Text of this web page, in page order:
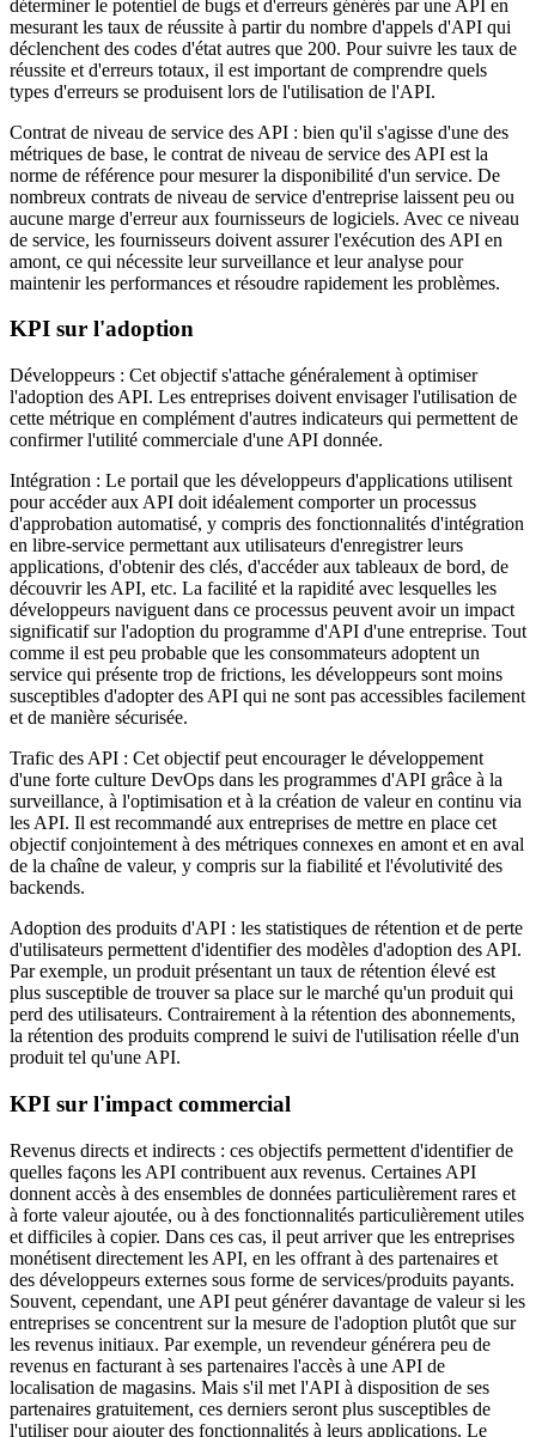
déterminer le potentiel de bugs et d'erreurs générés par une API en
mesurant les taux de réussite à partir du nombre d'appels d'API qui
déclenchent des codes d'état autres que 200. Pour suivre les taux de
réussite et d'erreurs totaux, il est important de comprendre quels
types d'erreurs se produisent lors de l'utilisation de l'API.
Contrat de niveau de service des API : bien qu'il s'agisse d'une des
métriques de base, le contrat de niveau de service des API est la
norme de référence pour mesurer la disponibilité d'un service. De
nombreux contrats de niveau de service d'entreprise laissent peu ou
aucune marge d'erreur aux fournisseurs de logiciels. Avec ce niveau
de service, les fournisseurs doivent assurer l'exécution des API en
amont, ce qui nécessite leur surveillance et leur analyse pour
maintenir les performances et résoudre rapidement les problèmes.
KPI sur l'adoption
Développeurs : Cet objectif s'attache généralement à optimiser
l'adoption des API. Les entreprises doivent envisager l'utilisation de
cette métrique en complément d'autres indicateurs qui permettent de
confirmer l'utilité commerciale d'une API donnée.
Intégration : Le portail que les développeurs d'applications utilisent
pour accéder aux API doit idéalement comporter un processus
d'approbation automatisé, y compris des fonctionnalités d'intégration
en libre-service permettant aux utilisateurs d'enregistrer leurs
applications, d'obtenir des clés, d'accéder aux tableaux de bord, de
découvrir les API, etc. La facilité et la rapidité avec lesquelles les
développeurs naviguent dans ce processus peuvent avoir un impact
significatif sur l'adoption du programme d'API d'une entreprise. Tout
comme il est peu probable que les consommateurs adoptent un
service qui présente trop de frictions, les développeurs sont moins
susceptibles d'adopter des API qui ne sont pas accessibles facilement
et de manière sécurisée.
Trafic des API : Cet objectif peut encourager le développement
d'une forte culture DevOps dans les programmes d'API grâce à la
surveillance, à l'optimisation et à la création de valeur en continu via
les API. Il est recommandé aux entreprises de mettre en place cet
objectif conjointement à des métriques connexes en amont et en aval
de la chaîne de valeur, y compris sur la fiabilité et l'évolutivité des
backends.
Adoption des produits d'API : les statistiques de rétention et de perte
d'utilisateurs permettent d'identifier des modèles d'adoption des API.
Par exemple, un produit présentant un taux de rétention élevé est
plus susceptible de trouver sa place sur le marché qu'un produit qui
perd des utilisateurs. Contrairement à la rétention des abonnements,
la rétention des produits comprend le suivi de l'utilisation réelle d'un
produit tel qu'une API.
KPI sur l'impact commercial
Revenus directs et indirects : ces objectifs permettent d'identifier de
quelles façons les API contribuent aux revenus. Certaines API
donnent accès à des ensembles de données particulièrement rares et
à forte valeur ajoutée, ou à des fonctionnalités particulièrement utiles
et difficiles à copier. Dans ces cas, il peut arriver que les entreprises
monétisent directement les API, en les offrant à des partenaires et
des développeurs externes sous forme de services/produits payants.
Souvent, cependant, une API peut générer davantage de valeur si les
entreprises se concentrent sur la mesure de l'adoption plutôt que sur
les revenus initiaux. Par exemple, un revendeur générera peu de
revenus en facturant à ses partenaires l'accès à une API de
localisation de magasins. Mais s'il met l'API à disposition de ses
partenaires gratuitement, ces derniers seront plus susceptibles de
l'utiliser pour ajouter des fonctionnalités à leurs applications. Le